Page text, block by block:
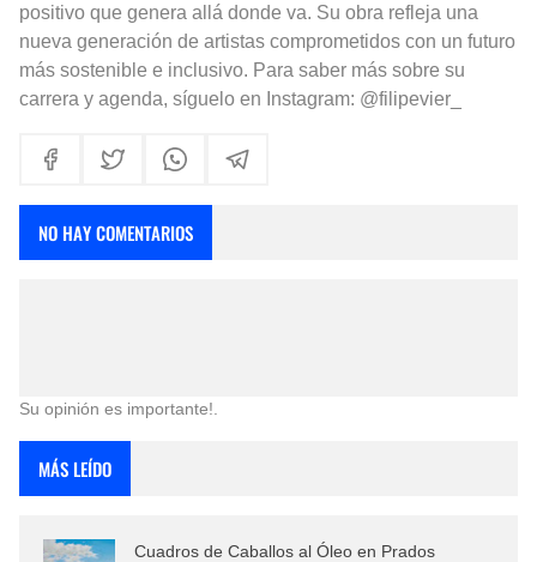
positivo que genera allá donde va. Su obra refleja una
nueva generación de artistas comprometidos con un futuro
más sostenible e inclusivo. Para saber más sobre su
carrera y agenda, síguelo en Instagram: @filipevier_
NO HAY COMENTARIOS
Su opinión es importante!.
MÁS LEÍDO
Cuadros de Caballos al Óleo en Prados